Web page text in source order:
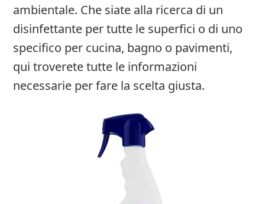
ambientale. Che siate alla ricerca di un
disinfettante per tutte le superfici o di uno
specifico per cucina, bagno o pavimenti,
qui troverete tutte le informazioni
necessarie per fare la scelta giusta.